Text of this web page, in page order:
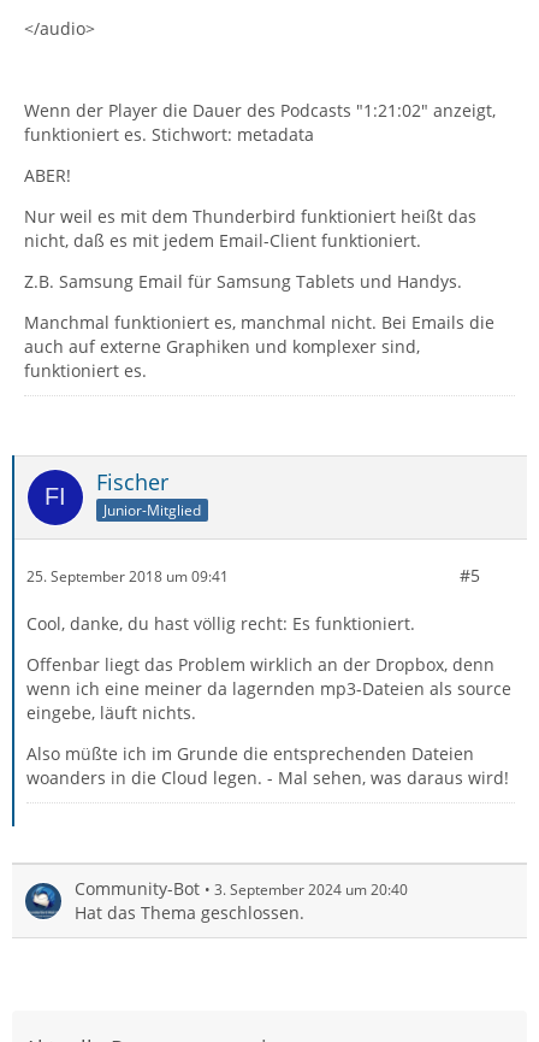
</audio>
Wenn der Player die Dauer des Podcasts "1:21:02" anzeigt,
funktioniert es. Stichwort: metadata
ABER!
Nur weil es mit dem Thunderbird funktioniert heißt das
nicht, daß es mit jedem Email-Client funktioniert.
Z.B. Samsung Email für Samsung Tablets und Handys.
Manchmal funktioniert es, manchmal nicht. Bei Emails die
auch auf externe Graphiken und komplexer sind,
funktioniert es.
Fischer
Junior-Mitglied
25. September 2018 um 09:41 #5
Cool, danke, du hast völlig recht: Es funktioniert.
Offenbar liegt das Problem wirklich an der Dropbox, denn
wenn ich eine meiner da lagernden mp3-Dateien als source
eingebe, läuft nichts.
Also müßte ich im Grunde die entsprechenden Dateien
woanders in die Cloud legen. - Mal sehen, was daraus wird!
Community-Bot 3. September 2024 um 20:40
Hat das Thema geschlossen.